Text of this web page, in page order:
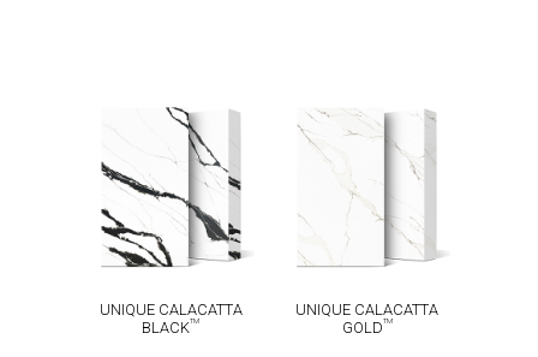
UNIQUE
CALACATTA
BLACK
TM
UNIQUE CALACATTA
BLACKTM
UNIQUE
CALACATTA
UNIQUE CALACATTA
GOLDTM